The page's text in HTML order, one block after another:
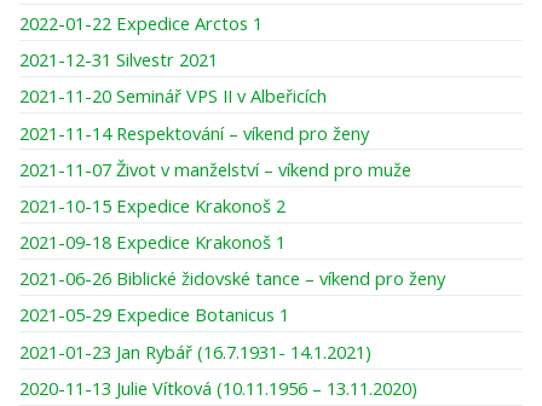
2022-01-22 Expedice Arctos 1
2021-12-31 Silvestr 2021
2021-11-20 Seminář VPS II v Albeřicích
2021-11-14 Respektování – víkend pro ženy
2021-11-07 Život v manželství – víkend pro muže
2021-10-15 Expedice Krakonoš 2
2021-09-18 Expedice Krakonoš 1
2021-06-26 Biblické židovské tance – víkend pro ženy
2021-05-29 Expedice Botanicus 1
2021-01-23 Jan Rybář (16.7.1931- 14.1.2021)
2020-11-13 Julie Vítková (10.11.1956 – 13.11.2020)